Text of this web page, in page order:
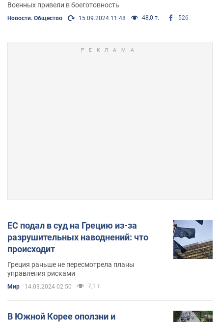
Военных привели в боеготовность
Новости. Общество 15.09.2024 11:48 48,0 т. 526
ЕС подал в суд на Грецию из-за
разрушительных наводнений: что
происходит
Греция раньше не пересмотрела планы
управления рисками
Мир 14.03.2024 02:50 7,1 т.
В Южной Корее оползни и